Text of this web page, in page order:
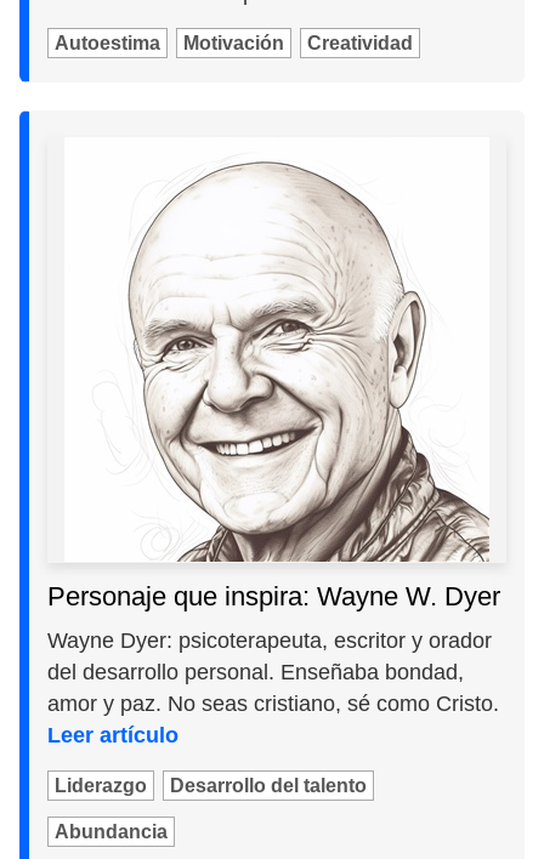
Autoestima Motivación Creatividad
Personaje que inspira: Wayne W. Dyer
Wayne Dyer: psicoterapeuta, escritor y orador
del desarrollo personal. Enseñaba bondad,
amor y paz. No seas cristiano, sé como Cristo.
Leer artículo
Liderazgo Desarrollo del talento
Abundancia